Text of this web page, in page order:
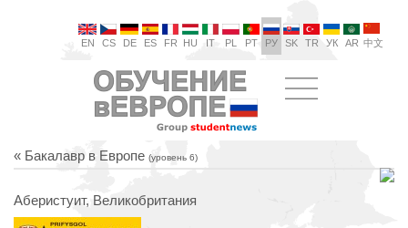
EN CS DE ES FR HU IT PL PT РУ SK TR УК AR 中文
« Бакалавр в Европе (уровень 6)
Аберистуит, Великобритания